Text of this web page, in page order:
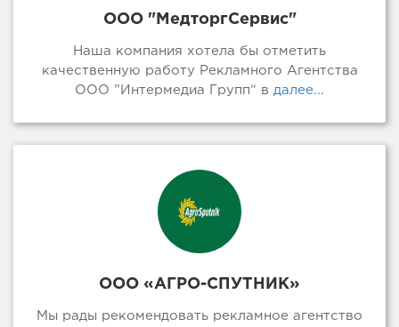
ООО "МедторгСервис"
Наша компания хотела бы отметить
качественную работу Рекламного Агентства
ООО ”Интермедиа Групп“ в далее...
ООО «АГРО-СПУТНИК»
Мы рады рекомендовать рекламное агентство